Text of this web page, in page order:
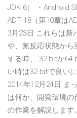
JDK 6） ・Android
ADT 18（第10章は
3月23日 これらは新
や、無反応状態から
する時、 32-bitか
い時は32-bitで良い
2014年12月24日 ま
は何か、開発環境
の作業を解説します